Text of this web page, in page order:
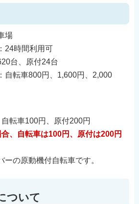
場
24時間利用可
台、原付24台
自転車800円、1,600円、2,000
転車100円、原付200円
、自転車は100円、原付は200円
ーの原動機付自転車です。
ついて